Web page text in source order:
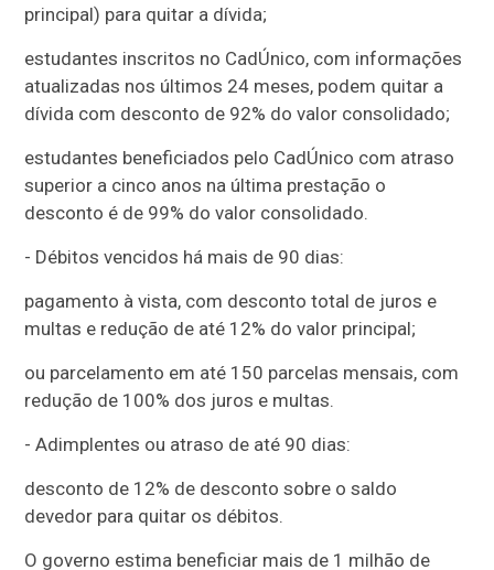
principal) para quitar a dívida;
estudantes inscritos no CadÚnico, com informações
atualizadas nos últimos 24 meses, podem quitar a
dívida com desconto de 92% do valor consolidado;
estudantes beneficiados pelo CadÚnico com atraso
superior a cinco anos na última prestação o
desconto é de 99% do valor consolidado.
- Débitos vencidos há mais de 90 dias:
pagamento à vista, com desconto total de juros e
multas e redução de até 12% do valor principal;
ou parcelamento em até 150 parcelas mensais, com
redução de 100% dos juros e multas.
- Adimplentes ou atraso de até 90 dias:
desconto de 12% de desconto sobre o saldo
devedor para quitar os débitos.
O governo estima beneficiar mais de 1 milhão de